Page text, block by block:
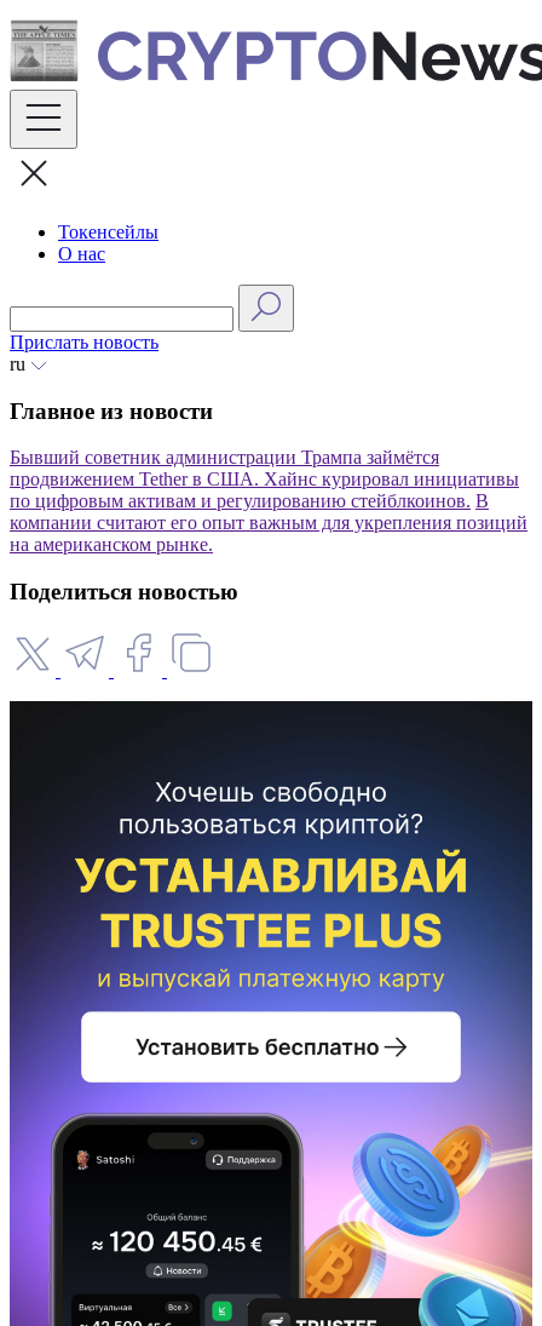
Skip
to
content
Токенсейлы
О нас
Прислать новость
ru
Главное из новости
Бывший советник администрации Трампа займётся
продвижением Tether в США. Хайнс курировал инициативы
по цифровым активам и регулированию стейблкоинов. В
компании считают его опыт важным для укрепления позиций
на американском рынке.
Поделиться новостью